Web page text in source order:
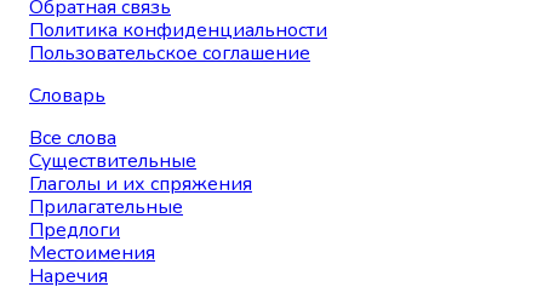
Обратная связь
Политика конфиденциальности
Пользовательское соглашение
Словарь
Все слова
Существительные
Глаголы и их спряжения
Прилагательные
Предлоги
Местоимения
Наречия